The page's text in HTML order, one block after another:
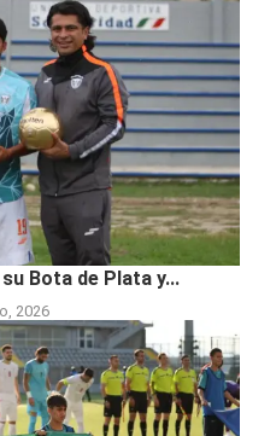
Bota de Plata y...
2026